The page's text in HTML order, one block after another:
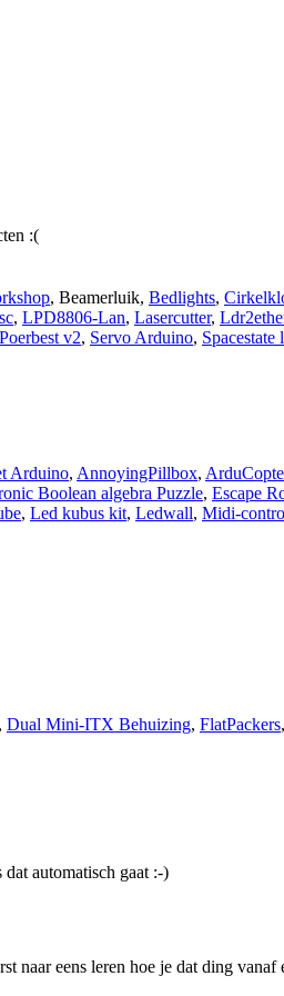
:(
, Beamerluik, Bedlights,
, LPD8806-Lan, Lasercutter,
Poerbest v2, Servo Arduino, Spacestate
Arduino, AnnoyingPillbox,
Boolean algebra Puzzle, Escape
, Led kubus kit, Ledwall, Midi-
, Dual Mini-ITX Behuizing, FlatPackers,
automatisch gaat :-)
naar eens leren hoe je dat ding vanaf